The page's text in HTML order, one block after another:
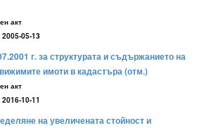
акт
2005-05-13
г. за структурата и съдържанието на
имоти в кадастъра (отм.)
акт
2016-10-11
на увеличената стойност и